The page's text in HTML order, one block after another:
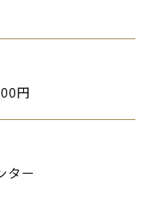
円
ター